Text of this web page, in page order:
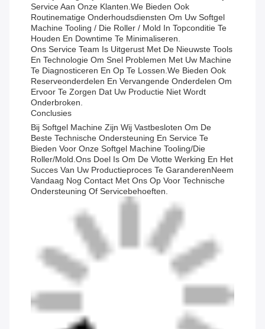
Service Aan Onze Klanten.We Bieden Ook
Routinematige Onderhoudsdiensten Om Uw Softgel
Machine Tooling / Die Roller / Mold In Topconditie Te
Houden En Downtime Te Minimaliseren.
Ons Service Team Is Uitgerust Met De Nieuwste Tools
En Technologie Om Snel Problemen Met Uw Machine
Te Diagnosticeren En Op Te Lossen.We Bieden Ook
Reserveonderdelen En Vervangende Onderdelen Om
Ervoor Te Zorgen Dat Uw Productie Niet Wordt
Onderbroken.
Conclusies
Bij Softgel Machine Zijn Wij Vastbesloten Om De
Beste Technische Ondersteuning En Service Te
Bieden Voor Onze Softgel Machine Tooling/Die
Roller/Mold.Ons Doel Is Om De Vlotte Werking En Het
Succes Van Uw Productieproces Te GaranderenNeem
Vandaag Nog Contact Met Ons Op Voor Technische
Ondersteuning Of Servicebehoeften.